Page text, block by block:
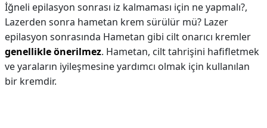
İğneli epilasyon sonrası iz kalmaması için ne yapmalı?,
Lazerden sonra hametan krem sürülür mü? Lazer
epilasyon sonrasında Hametan gibi cilt onarıcı kremler
genellikle önerilmez. Hametan, cilt tahrişini hafifletmek
ve yaraların iyileşmesine yardımcı olmak için kullanılan
bir kremdir.